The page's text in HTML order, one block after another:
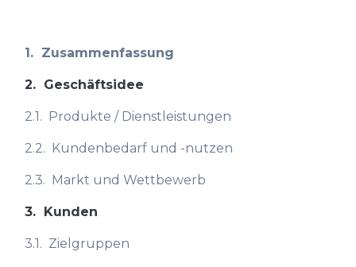
1. Zusammenfassung
2. Geschäftsidee
2.1. Produkte / Dienstleistungen
2.2. Kundenbedarf und -nutzen
2.3. Markt und Wettbewerb
3. Kunden
3.1. Zielgruppen